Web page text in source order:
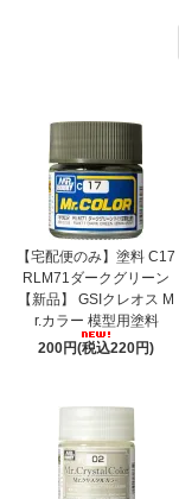
【宅配便のみ】塗料 C17
RLM71ダークグリーン
【新品】 GSIクレオス M
r.カラー 模型用塗料
200円(税込220円)